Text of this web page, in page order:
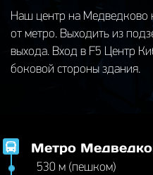
Наш центр на Медведково
от метро. Выходить из
выхода. Вход в F5 Центр
боковой стороны здания.
Метро
530 м (пешком)